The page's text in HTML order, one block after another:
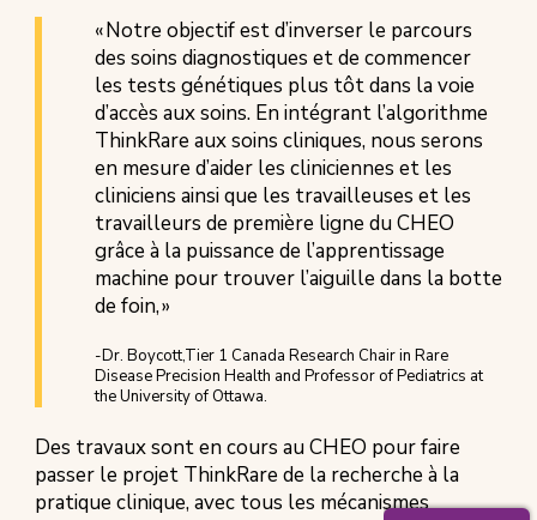
« Notre objectif est d’inverser le parcours
des soins diagnostiques et de commencer
les tests génétiques plus tôt dans la voie
d’accès aux soins. En intégrant l’algorithme
ThinkRare aux soins cliniques, nous serons
en mesure d’aider les cliniciennes et les
cliniciens ainsi que les travailleuses et les
travailleurs de première ligne du CHEO
grâce à la puissance de l’apprentissage
machine pour trouver l’aiguille dans la botte
de foin, »
-Dr. Boycott,Tier 1 Canada Research Chair in Rare
Disease Precision Health and Professor of Pediatrics at
the University of Ottawa.
Des travaux sont en cours au CHEO pour faire
passer le projet ThinkRare de la recherche à la
pratique clinique, avec tous les mécanismes